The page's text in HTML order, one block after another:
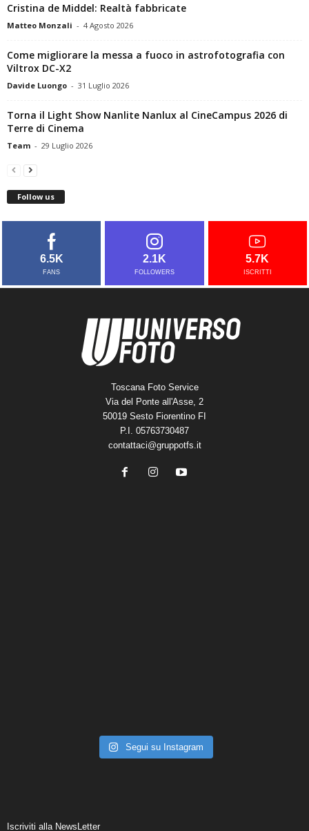
Cristina de Middel: Realtà fabbricate
Matteo Monzali - 4 Agosto 2026
Come migliorare la messa a fuoco in astrofotografia con
Viltrox DC-X2
Davide Luongo - 31 Luglio 2026
Torna il Light Show Nanlite Nanlux al CineCampus 2026 di
Terre di Cinema
Team - 29 Luglio 2026
Follow us
6.5K
FANS
2.1K
FOLLOWERS
5.7K
ISCRITTI
Toscana Foto Service
Via del Ponte all'Asse, 2
50019 Sesto Fiorentino FI
P.I. 05763730487
contattaci@gruppotfs.it
Segui su Instagram
Iscriviti alla NewsLetter